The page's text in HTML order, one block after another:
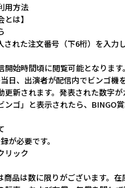
用方法
とは】
れた注文番号（下6桁）を入力
始時間頃に閲覧可能となります。
日、出演者が配信内でビンゴ機
更新されます。発表された数字
ンゴ」と表示されたら、BINGO賞
が必要です。
リック
品は数に限りがございます。在